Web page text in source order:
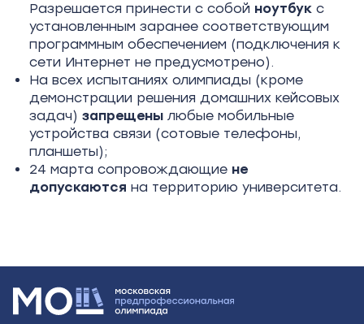
Разрешается принести с собой ноутбук с
установленным заранее соответствующим
программным обеспечением (подключения к
сети Интернет не предусмотрено).
На всех испытаниях олимпиады (кроме
демонстрации решения домашних кейсовых
задач) запрещены любые мобильные
устройства связи (сотовые телефоны,
планшеты);
24 марта сопровождающие не
допускаются на территорию университета.